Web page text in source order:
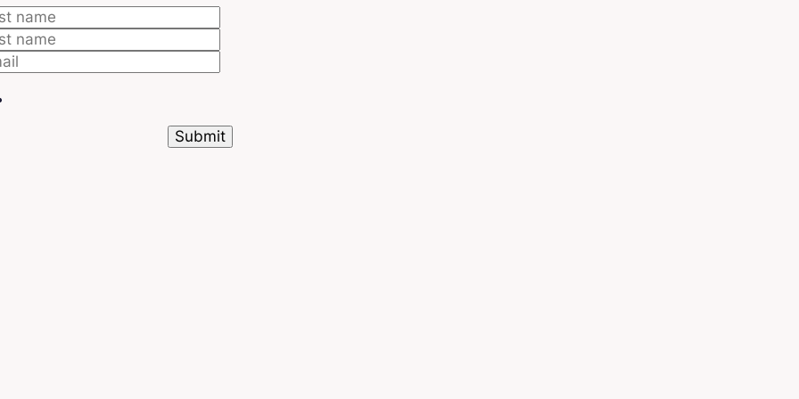
builders representan un recurso valioso.
, entre ellas Payfit, Qonto o incluso Gojob, consideradas pioneras. Convertirse en Product
es, por lo tanto, aprovechar una multitud de puertas abiertas; tanto en términos de sector de